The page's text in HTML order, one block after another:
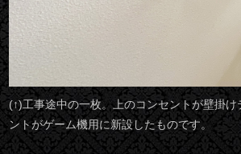
(↑)工事途中の一枚。上のコンセントが壁掛
ントがゲーム機用に新設したものです。